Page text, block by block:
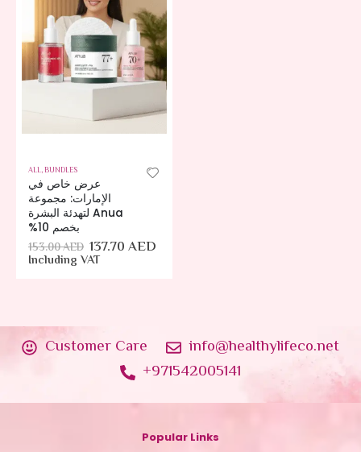
ALL,BUNDLES
عرض خاص في
الإمارات: مجموعة
Anua لتهدئة البشرة
بخصم 10%
153.00AED 137.70AED
Including VAT
Customer Care
info@healthylifeco.net
+971542005141
Popular Links